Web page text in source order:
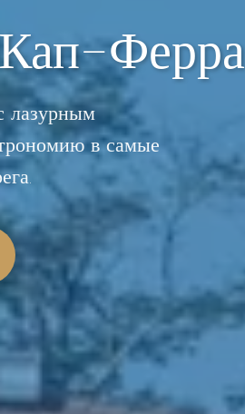
Ферра
лазурным
в самые